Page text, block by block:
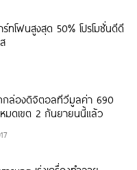
ทโฟนสูงสุด 50% โปรโมชั่นดีดี
กล่องดิจิตอลทีวีมูลค่า 690
มดเขต 2 กันยายนนี้แล้ว